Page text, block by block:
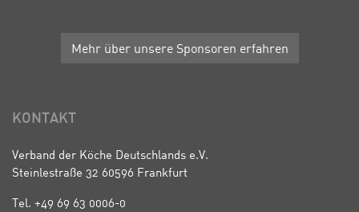
Mehr über unsere Sponsoren erfahren
KONTAKT
Verband der Köche Deutschlands e.V.
Steinlestraße 32 60596 Frankfurt
Tel. +49 69 63 0006-0